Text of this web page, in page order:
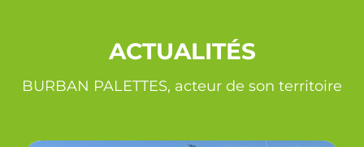
ACTUALITÉS
BURBAN PALETTES, acteur de son territoire